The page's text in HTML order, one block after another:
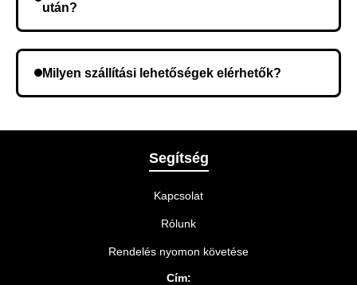
után?
meg a rendelést.
Milyen szállítási lehetőségek elérhetők?
legmegfelelőbb szállítási módot.
Segítség
Kapcsolat
Rólunk
Rendelés nyomon követése
Cím: